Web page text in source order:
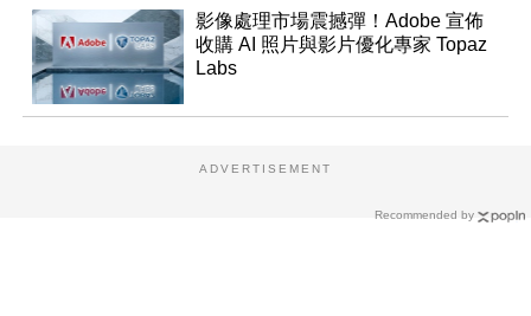
影像處理市場震撼彈！Adobe 宣佈
收購 AI 照片與影片優化專家 Topaz
Labs
Recommended by
ADVERTISEMENT